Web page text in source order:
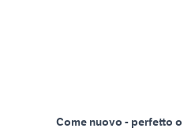
Come nuovo - perfetto o